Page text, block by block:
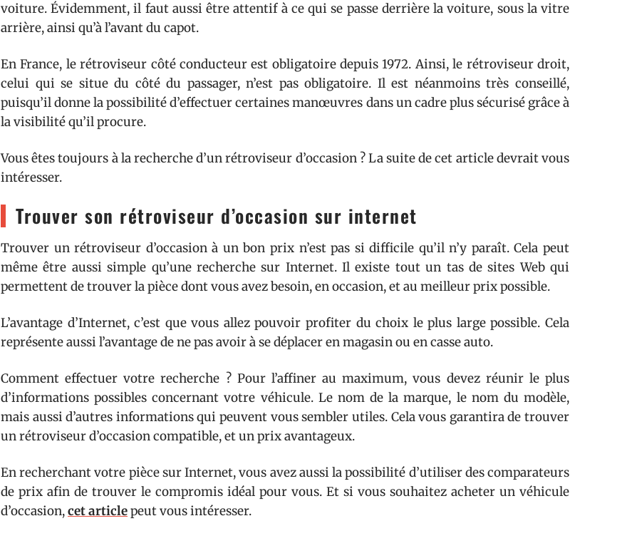
voiture. Évidemment, il faut aussi être attentif à ce qui se passe derrière la voiture, sous la vitre
arrière, ainsi qu’à l’avant du capot.
En France, le rétroviseur côté conducteur est obligatoire depuis 1972. Ainsi, le rétroviseur droit,
celui qui se situe du côté du passager, n’est pas obligatoire. Il est néanmoins très conseillé,
puisqu’il donne la possibilité d’effectuer certaines manœuvres dans un cadre plus sécurisé grâce à
la visibilité qu’il procure.
Vous êtes toujours à la recherche d’un rétroviseur d’occasion ? La suite de cet article devrait vous
intéresser.
Trouver son rétroviseur d’occasion sur internet
Trouver un rétroviseur d’occasion à un bon prix n’est pas si difficile qu’il n’y paraît. Cela peut
même être aussi simple qu’une recherche sur Internet. Il existe tout un tas de sites Web qui
permettent de trouver la pièce dont vous avez besoin, en occasion, et au meilleur prix possible.
L’avantage d’Internet, c’est que vous allez pouvoir profiter du choix le plus large possible. Cela
représente aussi l’avantage de ne pas avoir à se déplacer en magasin ou en casse auto.
Comment effectuer votre recherche ? Pour l’affiner au maximum, vous devez réunir le plus
d’informations possibles concernant votre véhicule. Le nom de la marque, le nom du modèle,
mais aussi d’autres informations qui peuvent vous sembler utiles. Cela vous garantira de trouver
un rétroviseur d’occasion compatible, et un prix avantageux.
En recherchant votre pièce sur Internet, vous avez aussi la possibilité d’utiliser des comparateurs
de prix afin de trouver le compromis idéal pour vous. Et si vous souhaitez acheter un véhicule
d’occasion,cet articlepeut vous intéresser.